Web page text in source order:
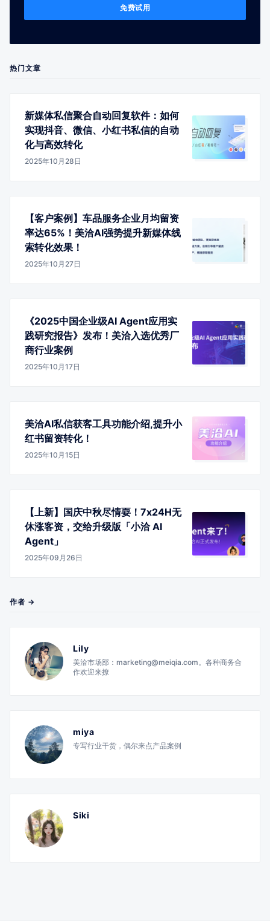
免费试用
热门文章
新媒体私信聚合自动回复软件：如何
实现抖音、微信、小红书私信的自动
化与高效转化
2025年10月28日
【客户案例】车品服务企业月均留资
率达65%！美洽AI强势提升新媒体线
索转化效果！
2025年10月27日
《2025中国企业级AI Agent应用实
践研究报告》发布！美洽入选优秀厂
商行业案例
2025年10月17日
美洽AI私信获客工具功能介绍,提升小
红书留资转化！
2025年10月15日
【上新】国庆中秋尽情耍！7x24H无
休涨客资，交给升级版「小洽 AI
Agent」
2025年09月26日
作者 →
Lily
美洽市场部：marketing@meiqia.com。各种商务合
作欢迎来撩
miya
专写行业干货，偶尔来点产品案例
Siki